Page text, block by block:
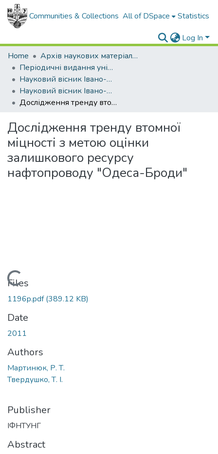
Communities & Collections All of DSpace Statistics
Log In
Home
Архів наукових матеріалів
Періодичні видання університету
Науковий вісник Івано-Франківського національного технічного університету нафти і газу
Науковий вісник Івано-Франківського національного технічного університету нафти і газу - 2011 - №2
Дослідження тренду втомної міцності з метою оцінки залишкового ресурсу нафтопроводу "Одеса-Броди"
Дослідження тренду втомної
міцності з метою оцінки
залишкового ресурсу
нафтопроводу "Одеса-Броди"
Loading...
Files
1196p.pdf(389.12 KB)
Date
2011
Authors
Мартинюк, Р. Т.
Твердушко, Т. І.
Publisher
ІФНТУНГ
Abstract